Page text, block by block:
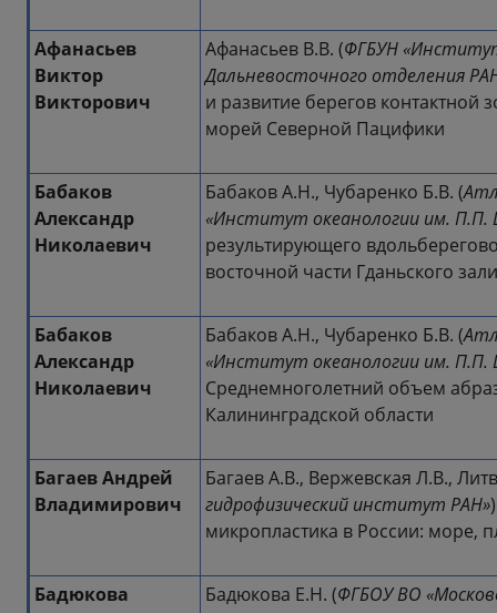
Афанасьев
Виктор
Викторович
Афанасьев В.В. (ФГБУН
Дальневосточного отделения
и развитие берегов контактной
морей Северной Пацифики
Бабаков
Александр
Николаевич
Бабаков А.Н., Чубаренко Б.В. (
«Институт океанологии им.
результирующего
восточной части Гданьского
Бабаков
Александр
Николаевич
Бабаков А.Н., Чубаренко Б.В. (
«Институт океанологии им.
Среднемноголетний объем
Калининградской области
Багаев Андрей
Владимирович
Багаев А.В., Вержевская Л.В.,
гидрофизический институт РАН»
микропластика в России: море,
Бадюкова
Бадюкова Е.Н. (ФГБОУ ВО